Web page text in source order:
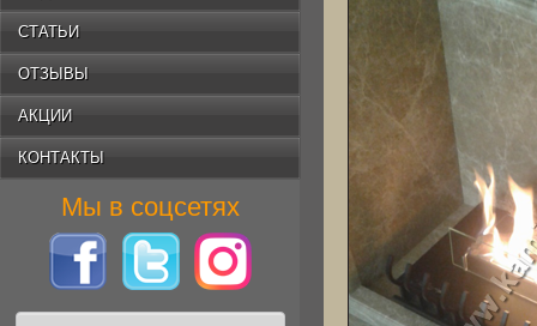
СТАТЬИ
ОТЗЫВЫ
АКЦИИ
КОНТАКТЫ
Мы в соцсетях